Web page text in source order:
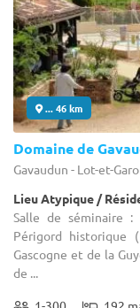
... 46 km
Domaine de
Gavaudun - Lot-et-
Lieu Atypique /
Salle de séminaire
Périgord historique
Gascogne et de la
de ...